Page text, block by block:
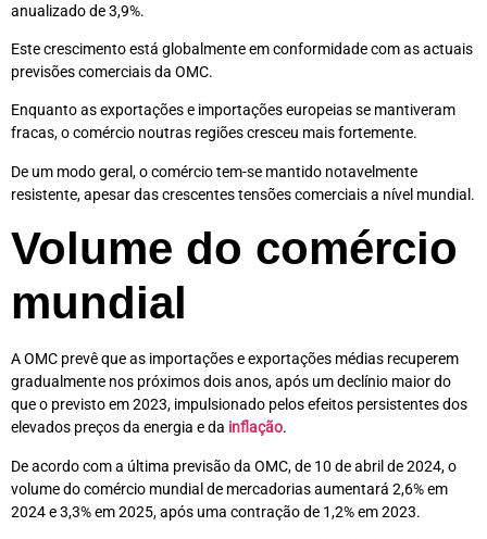
anualizado de 3,9%.
Este crescimento está globalmente em conformidade com as actuais
previsões comerciais da OMC.
Enquanto as exportações e importações europeias se mantiveram
fracas, o comércio noutras regiões cresceu mais fortemente.
De um modo geral, o comércio tem-se mantido notavelmente
resistente, apesar das crescentes tensões comerciais a nível mundial.
Volume do comércio
mundial
A OMC prevê que as importações e exportações médias recuperem
gradualmente nos próximos dois anos, após um declínio maior do
que o previsto em 2023, impulsionado pelos efeitos persistentes dos
elevados preços da energia e da inflação.
De acordo com a última previsão da OMC, de 10 de abril de 2024, o
volume do comércio mundial de mercadorias aumentará 2,6% em
2024 e 3,3% em 2025, após uma contração de 1,2% em 2023.